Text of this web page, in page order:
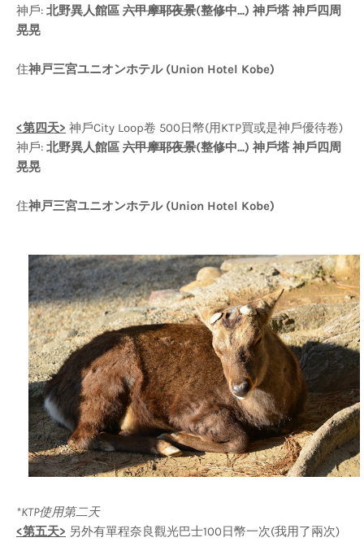
神戶: 北野異人館區 六甲摩耶夜景(整修中...) 神戶塔 神戶四周
晃晃
住神戸三宮ユニオンホテル (Union Hotel Kobe)
<第四天> 神戶City Loop卷 500日幣(用KTP買或是神戶優待卷)
神戶: 北野異人館區 六甲摩耶夜景(整修中...) 神戶塔 神戶四周
晃晃
住神戸三宮ユニオンホテル (Union Hotel Kobe)
*KTP使用第二天
<第五天> 另外有單程奈良觀光巴士100日幣一次(我用了兩次)